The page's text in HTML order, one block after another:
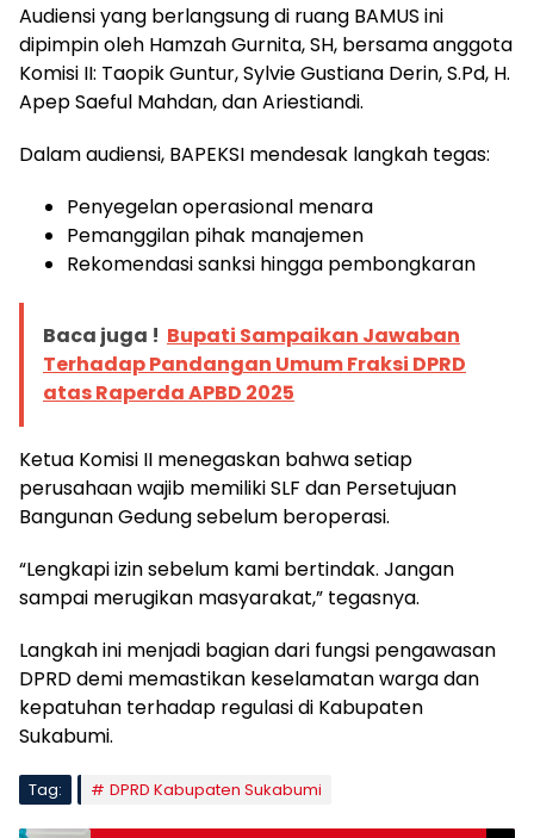
Audiensi yang berlangsung di ruang BAMUS ini
dipimpin oleh Hamzah Gurnita, SH, bersama anggota
Komisi II: Taopik Guntur, Sylvie Gustiana Derin, S.Pd, H.
Apep Saeful Mahdan, dan Ariestiandi.
Dalam audiensi, BAPEKSI mendesak langkah tegas:
Penyegelan operasional menara
Pemanggilan pihak manajemen
Rekomendasi sanksi hingga pembongkaran
Baca juga ! Bupati Sampaikan Jawaban
Terhadap Pandangan Umum Fraksi DPRD
atas Raperda APBD 2025
Ketua Komisi II menegaskan bahwa setiap
perusahaan wajib memiliki SLF dan Persetujuan
Bangunan Gedung sebelum beroperasi.
“Lengkapi izin sebelum kami bertindak. Jangan
sampai merugikan masyarakat,” tegasnya.
Langkah ini menjadi bagian dari fungsi pengawasan
DPRD demi memastikan keselamatan warga dan
kepatuhan terhadap regulasi di Kabupaten
Sukabumi.
Tag: DPRD Kabupaten Sukabumi